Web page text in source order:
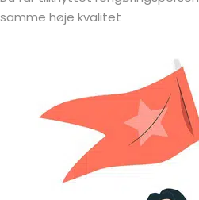
samme høje kvalitet